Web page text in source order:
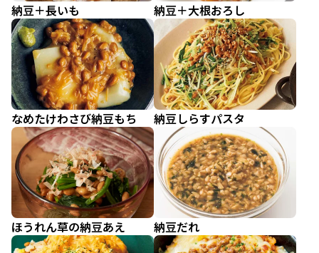
納豆＋長いも 納豆＋大根おろし
なめたけわさび納豆もち 納豆しらすパスタ
ほうれん草の納豆あえ 納豆だれ